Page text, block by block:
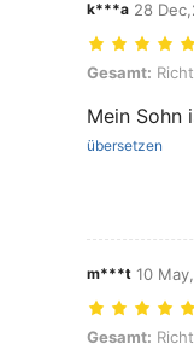
k***a 28
Gesamt:
Gesamt:
Mein Sohn
übersetzen
m***t 10
Gesamt:
Gesamt: